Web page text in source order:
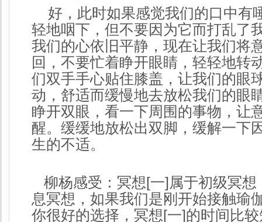
好，此时如果感觉我们的口中有
轻地咽下，但不要因为它而打乱了
我们的心依旧平静，现在让我们将
回，不要忙着睁开眼睛，轻轻地转
们双手手心贴住膝盖，让我们的眼
动，舒适而缓慢地去放松我们的眼
睁开双眼，看一下周围的事物，让
醒。缓缓地放松出双脚，缓解一下
生的不适。
柳杨感受：冥想[一]属于初级冥想
息冥想，如果我们是刚开始接触瑜
你很好的选择，冥想[一]的时间比